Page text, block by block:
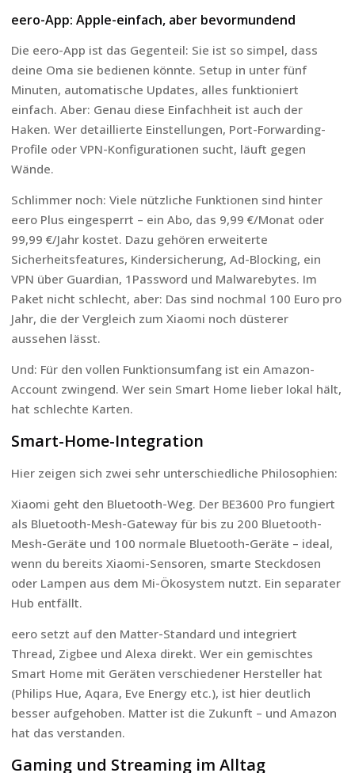
eero-App: Apple-einfach, aber bevormundend
Die eero-App ist das Gegenteil: Sie ist so simpel, dass
deine Oma sie bedienen könnte. Setup in unter fünf
Minuten, automatische Updates, alles funktioniert
einfach. Aber: Genau diese Einfachheit ist auch der
Haken. Wer detaillierte Einstellungen, Port-Forwarding-
Profile oder VPN-Konfigurationen sucht, läuft gegen
Wände.
Schlimmer noch: Viele nützliche Funktionen sind hinter
eero Plus eingesperrt – ein Abo, das 9,99 €/Monat oder
99,99 €/Jahr kostet. Dazu gehören erweiterte
Sicherheitsfeatures, Kindersicherung, Ad-Blocking, ein
VPN über Guardian, 1Password und Malwarebytes. Im
Paket nicht schlecht, aber: Das sind nochmal 100 Euro pro
Jahr, die der Vergleich zum Xiaomi noch düsterer
aussehen lässt.
Und: Für den vollen Funktionsumfang ist ein Amazon-
Account zwingend. Wer sein Smart Home lieber lokal hält,
hat schlechte Karten.
Smart-Home-Integration
Hier zeigen sich zwei sehr unterschiedliche Philosophien:
Xiaomi geht den Bluetooth-Weg. Der BE3600 Pro fungiert
als Bluetooth-Mesh-Gateway für bis zu 200 Bluetooth-
Mesh-Geräte und 100 normale Bluetooth-Geräte – ideal,
wenn du bereits Xiaomi-Sensoren, smarte Steckdosen
oder Lampen aus dem Mi-Ökosystem nutzt. Ein separater
Hub entfällt.
eero setzt auf den Matter-Standard und integriert
Thread, Zigbee und Alexa direkt. Wer ein gemischtes
Smart Home mit Geräten verschiedener Hersteller hat
(Philips Hue, Aqara, Eve Energy etc.), ist hier deutlich
besser aufgehoben. Matter ist die Zukunft – und Amazon
hat das verstanden.
Gaming und Streaming im Alltag